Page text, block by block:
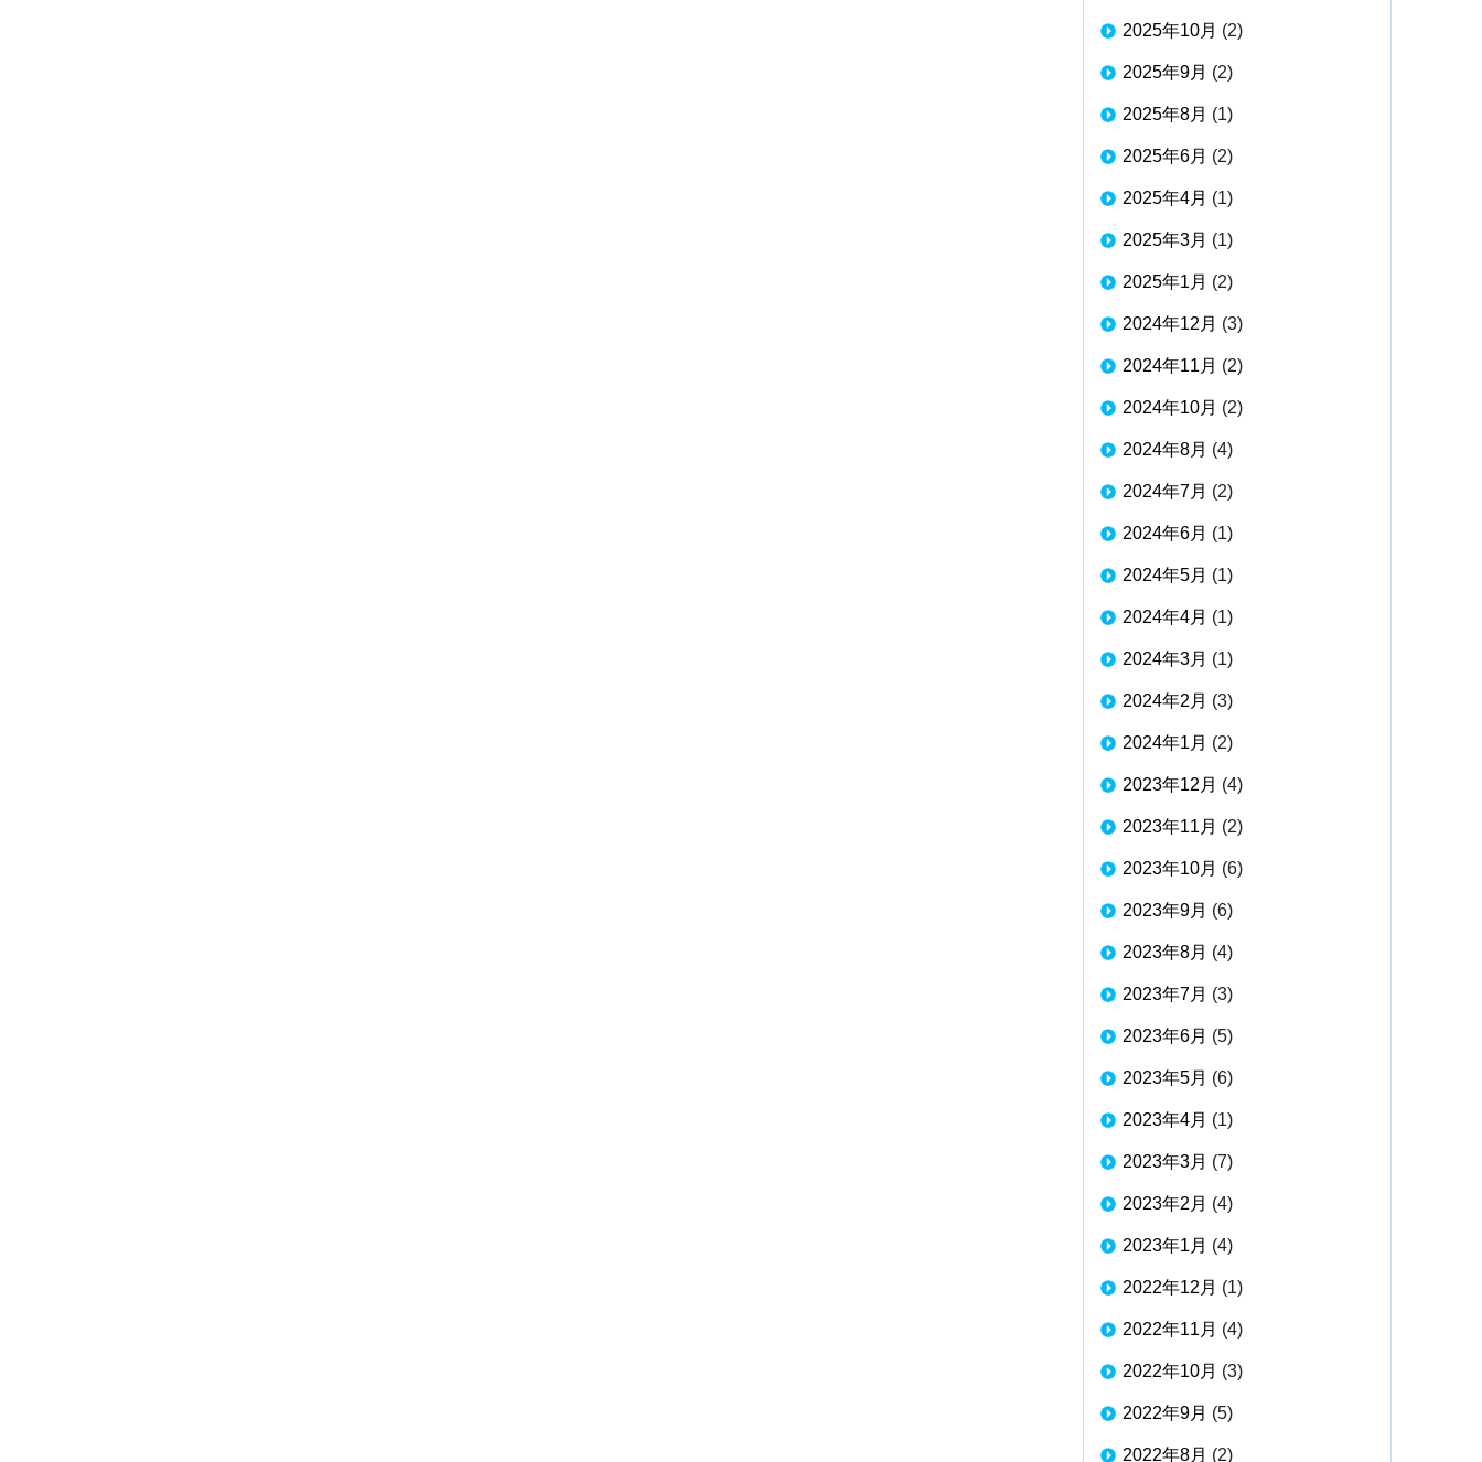
2025年10月 (2)
2025年9月 (2)
2025年8月 (1)
2025年6月 (2)
2025年4月 (1)
2025年3月 (1)
2025年1月 (2)
2024年12月 (3)
2024年11月 (2)
2024年10月 (2)
2024年8月 (4)
2024年7月 (2)
2024年6月 (1)
2024年5月 (1)
2024年4月 (1)
2024年3月 (1)
2024年2月 (3)
2024年1月 (2)
2023年12月 (4)
2023年11月 (2)
2023年10月 (6)
2023年9月 (6)
2023年8月 (4)
2023年7月 (3)
2023年6月 (5)
2023年5月 (6)
2023年4月 (1)
2023年3月 (7)
2023年2月 (4)
2023年1月 (4)
2022年12月 (1)
2022年11月 (4)
2022年10月 (3)
2022年9月 (5)
2022年8月 (2)